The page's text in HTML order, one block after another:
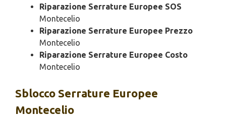
Riparazione Serrature Europee SOS
Montecelio
Riparazione Serrature Europee Prezzo
Montecelio
Riparazione Serrature Europee Costo
Montecelio
Sblocco Serrature Europee
Montecelio